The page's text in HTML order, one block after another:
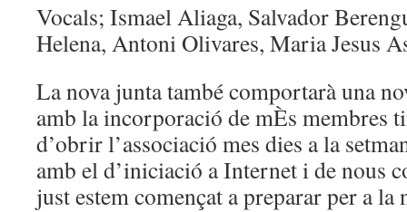
Vocals; Ismael Aliaga, Salvador
Helena, Antoni Olivares, Maria Jesus
La nova junta també comportarà una
amb la incorporació de mÈs membres
d’obrir l’associació mes dies a la
amb el d’iniciació a Internet i de nous
just estem començat a preparar per a la